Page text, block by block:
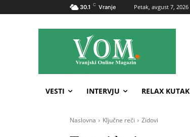
30.1 C Vranje Petak, avgust 7, 2026
VESTI INTERVJU RELAX KUTAK
Naslovna Ključne reči Zidovi